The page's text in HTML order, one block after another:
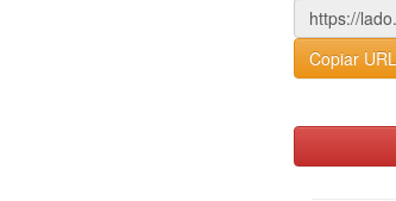
Copiar URL